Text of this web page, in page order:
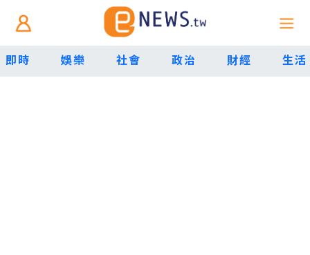
即時 娛樂 社會 政治 財經 生活